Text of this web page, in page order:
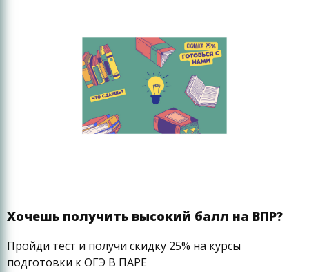
задачами и примерами. Ведь ВПР не
государственный экзамен, а мониторинг того,
какого уровня достиг ученик к данному классу и
всю ли базовую программу по математике он
усвоил. Поэтому главной задачей этих курсов
является: полное усвоение знаний для данной
возрастной категории и успешное написание
Индивидуальный подход;
Нацеленность на высокий результат;
Хочешь получить высокий балл на ВПР?
Пройди тест и получи скидку 25% на курсы
подготовки к ОГЭ В ПАРЕ